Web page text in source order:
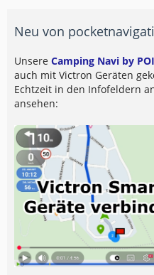
Neu von
Unsere Camping Navi by
auch mit Victron Geräten
Echtzeit in den Infofeldern
ansehen: